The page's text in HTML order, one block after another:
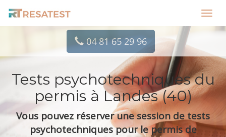
04 81 65 29 96
Tests psychotechniques du
permis à Landes (40)
Vous pouvez réserver une session de tests
psychotechniques pour le permis de